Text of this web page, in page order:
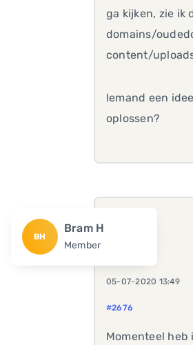
ga kijken, zie ik
domains/
content/
Iemand een
oplossen?
BH
Bram H
Member
05-07-2020 13:49
#2676
Momenteel